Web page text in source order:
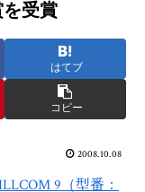
受賞
はてブ
コピー
2008.10.08
9（型番：